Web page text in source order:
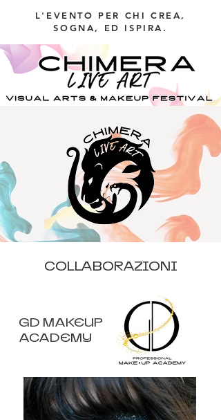
L'EVENTO PER CHI CREA,
SOGNA, ED ISPIRA.
COLLABORAZIONI
GD MAKEUP
ACADEMY